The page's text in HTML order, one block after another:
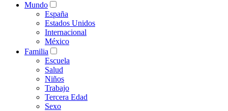
Mundo
España
Estados Unidos
Internacional
México
Familia
Escuela
Salud
Niños
Trabajo
Tercera Edad
Sexo